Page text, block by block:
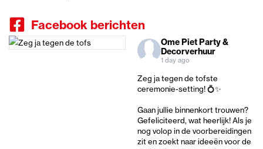
Facebook berichten
Ome Piet Party &
Decorverhuur
1 day ago
Zeg ja tegen de tofste
ceremonie-setting! 💍✨
Gaan jullie binnenkort trouwen?
Gefeliciteerd, wat heerlijk! Als je
nog volop in de voorbereidingen
zit en zoekt naar ideeën voor de